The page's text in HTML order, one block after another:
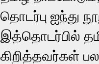
தொடர்பு ஐந்து
இத்தொடர்பில்
கிறித்தவர்கள்